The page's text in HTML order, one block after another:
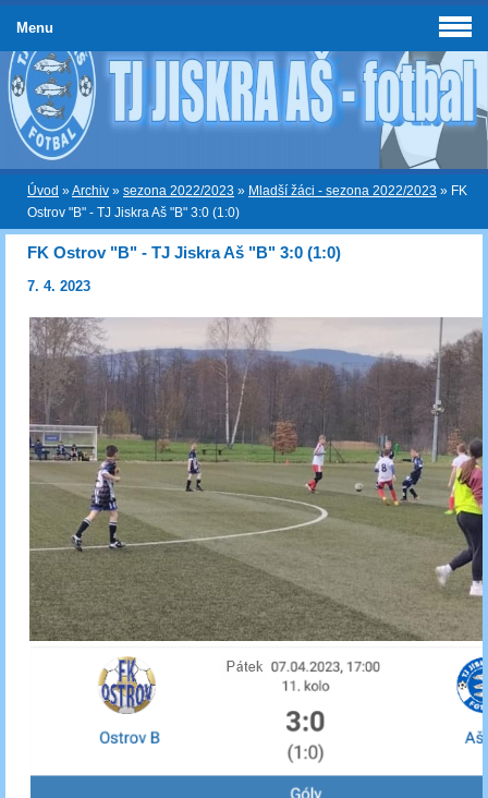
Úvod »Archiv » sezona 2022/2023 » Mladší žáci - sezona 2022/2023 » FK
Ostrov "B" - TJ Jiskra Aš "B" 3:0 (1:0)
FK Ostrov "B" - TJ Jiskra Aš "B" 3:0 (1:0)
7. 4. 2023
Menu